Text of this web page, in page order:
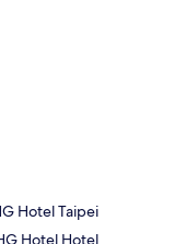
Hotel Taipei
Hotel Hotel